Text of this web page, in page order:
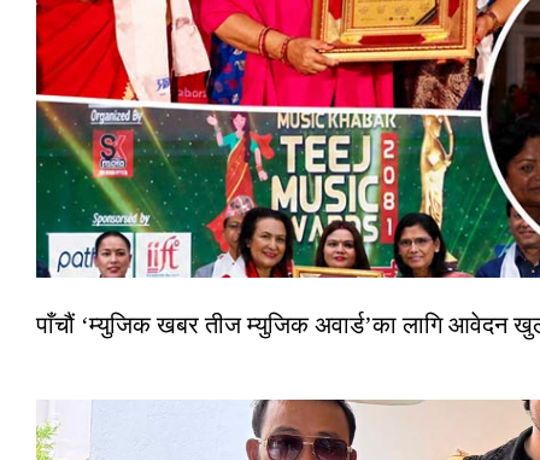
पाँचौं ‘म्युजिक खबर तीज म्युजिक अवार्ड’का लागि आवेदन